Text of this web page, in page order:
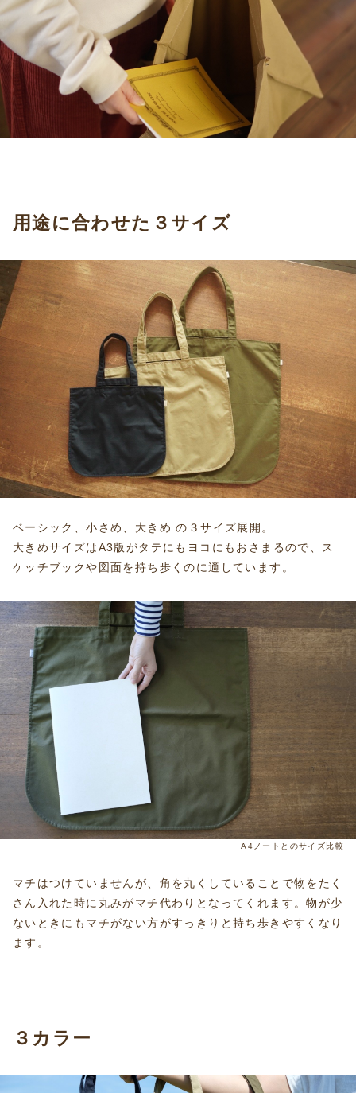
用途に合わせた３サイズ
ベーシック、小さめ、大きめ の３サイズ展開。
大きめサイズはA3版がタテにもヨコにもおさまるので、ス
ケッチブックや図面を持ち歩くのに適しています。
A4ノートとのサイズ比較
マチはつけていませんが、角を丸くしていることで物をたく
さん入れた時に丸みがマチ代わりとなってくれます。物が少
ないときにもマチがない方がすっきりと持ち歩きやすくなり
ます。
３カラー